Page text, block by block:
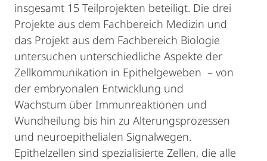
insgesamt 15 Teilprojekten beteiligt. Die drei
Projekte aus dem Fachbereich Medizin und
das Projekt aus dem Fachbereich Biologie
untersuchen unterschiedliche Aspekte der
Zellkommunikation in Epithelgeweben – von
der embryonalen Entwicklung und
Wachstum über Immunreaktionen und
Wundheilung bis hin zu Alterungsprozessen
und neuroepithelialen Signalwegen.
Epithelzellen sind spezialisierte Zellen, die alle